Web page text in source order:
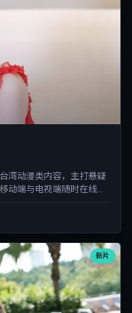
湾动漫类内容，主打悬疑
动端与电视端随时在线观
新片